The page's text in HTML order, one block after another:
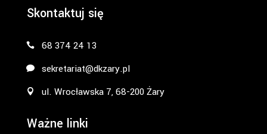
Skontaktuj się
68 374 24 13
sekretariat@dkzary.pl
ul. Wrocławska 7, 68-200 Żary
Ważne linki